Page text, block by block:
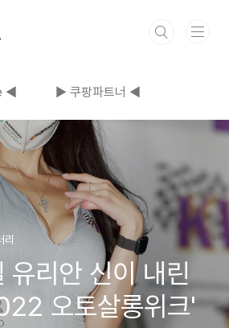
◀ ▶ 쿠팡파트너 ◀
유리안 신이 내린
오토살롱위크'